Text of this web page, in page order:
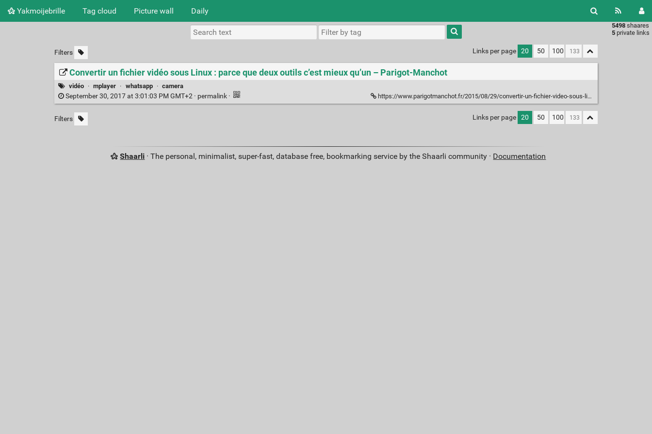
Yakmoijebrille Tag cloud Picture wall Daily
5498 shaares
5 private links
Type 1 or
more
characters
results.
Filters Links per page 20 50 100
Convertir un fichier vidéo sous Linux : parce que deux outils c’est mieux qu’un – Parigot-Manchot
vidéo · mplayer · whatsapp · camera
September 30, 2017 at 3:01:03 PM GMT+2 · permalink · https://www.parigotmanchot.fr/2015/08/29/convertir-un-fichier-video-sous-linux-parce-que-deux-outils-cest-mieux-quun/
Filters Links per page 20 50 100
Shaarli · The personal, minimalist, super-fast, database free, bookmarking service by the Shaarli community · Documentation